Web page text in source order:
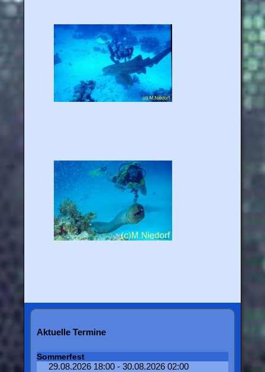
Aktuelle Termine
Sommerfest
29.08.2026 18:00 - 30.08.2026 02:00